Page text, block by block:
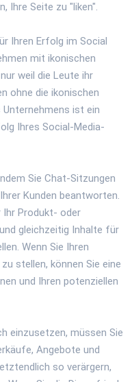
Ihre Seite zu "liken".
Ihren Erfolg im Social
mit ikonischen
weil die Leute ihr
ohne die ikonischen
Unternehmens ist ein
Ihres Social-Media-
Sie Chat-Sitzungen
Kunden beantworten.
Ihr Produkt- oder
gleichzeitig Inhalte für
Wenn Sie Ihren
stellen, können Sie eine
und Ihren potenziellen
einzusetzen, müssen Sie
Angebote und
so verärgern,